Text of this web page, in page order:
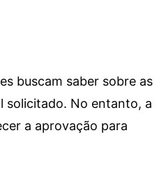
buscam saber sobre as
solicitado. No entanto, a
a aprovação para